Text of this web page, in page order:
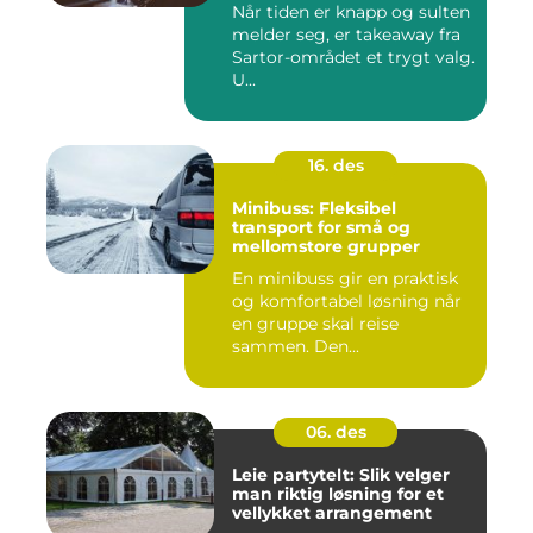
Når tiden er knapp og sulten
melder seg, er takeaway fra
Sartor-området et trygt valg.
U...
16. des
Minibuss: Fleksibel
transport for små og
mellomstore grupper
En minibuss gir en praktisk
og komfortabel løsning når
en gruppe skal reise
sammen. Den...
06. des
Leie partytelt: Slik velger
man riktig løsning for et
vellykket arrangement